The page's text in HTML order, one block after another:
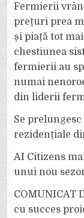
Fermierii
prețuri prea
și piață tot
chestiunea
fermierii au
numai
din liderii
Se
rezidențiale
AI Citizens
unui nou
COMUNICAT
cu succes